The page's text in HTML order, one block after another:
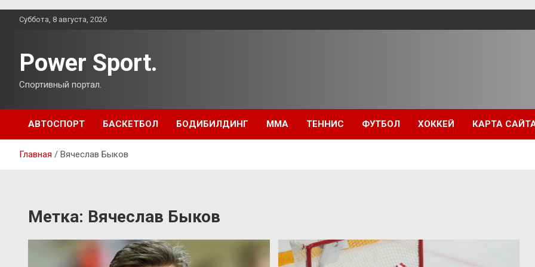
ПерейтиСуббота, 8 августа, 2026
Power Sport.
Спортивный портал.
АВТОСПОРТ БАСКЕТБОЛ БОДИБИЛДИНГ ММА ТЕННИС ФУТБОЛ ХОККЕЙ КАРТА
Главная Вячеслав Быков
Метка: Вячеслав Быков